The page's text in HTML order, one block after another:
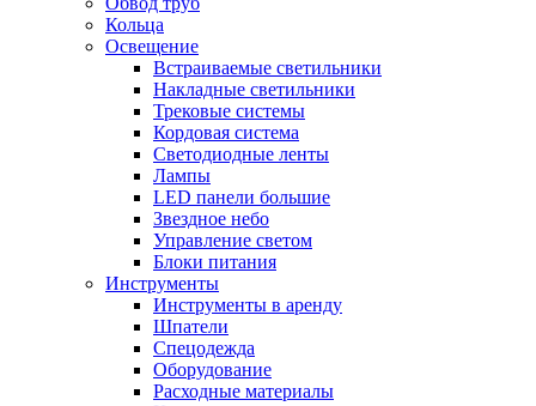
Кольца
Освещение
Встраиваемые светильники
Накладные светильники
Трековые системы
Кордовая система
Светодиодные ленты
Лампы
LED панели большие
Звездное небо
Управление светом
Блоки питания
Инструменты
Инструменты в аренду
Шпатели
Спецодежда
Оборудование
Расходные материалы